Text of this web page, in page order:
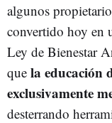
algunos
convertido hoy en
Ley de Bienestar
que la educación
exclusivamente
desterrando